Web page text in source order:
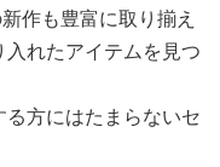
作も豊富に取り揃え
れたアイテムを見つ
方にはたまらないセ